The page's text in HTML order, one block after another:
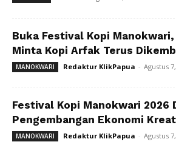
Buka Festival Kopi
Minta Kopi Arfak Terus
MANOKWARI Redaktur KlikPapua - Agustus
Festival Kopi Manokwari 2026
Pengembangan Ekonomi
MANOKWARI Redaktur KlikPapua - Agustus